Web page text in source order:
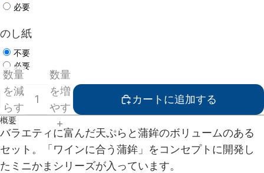
必要
のし紙
不要
必要
数量
を減
らす
数量
を増
やす
カートに追加する
概要
バラエティに富んだ天ぷらと蒲鉾のボリュームのある
セット。「ワインに合う蒲鉾」をコンセプトに開発し
たミニかまシリーズが入っています。